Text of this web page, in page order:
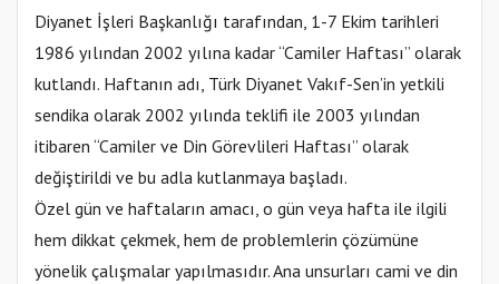
Diyanet İşleri Başkanlığı tarafından, 1-7 Ekim tarihleri
1986 yılından 2002 yılına kadar “Camiler Haftası” olarak
kutlandı. Haftanın adı, Türk Diyanet Vakıf-Sen’in yetkili
sendika olarak 2002 yılında teklifi ile 2003 yılından
itibaren “Camiler ve Din Görevlileri Haftası” olarak
değiştirildi ve bu adla kutlanmaya başladı.
Özel gün ve haftaların amacı, o gün veya hafta ile ilgili
hem dikkat çekmek, hem de problemlerin çözümüne
yönelik çalışmalar yapılmasıdır. Ana unsurları cami ve din